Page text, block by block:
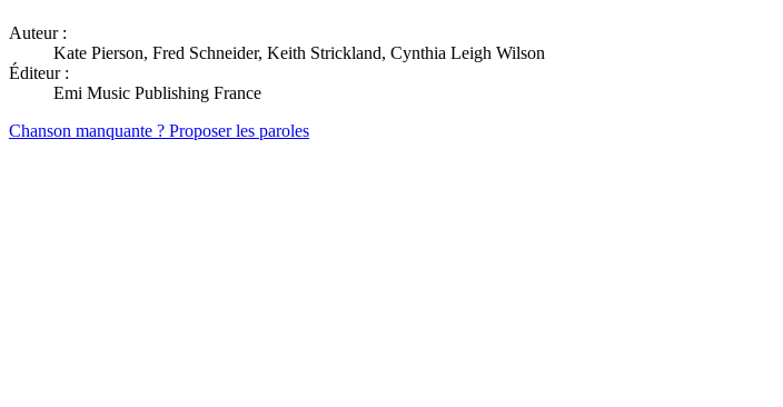
Auteur :
Kate Pierson, Fred Schneider, Keith Strickland, Cynthia Leigh Wilson
Éditeur :
Emi Music Publishing France
Chanson manquante ? Proposer les paroles